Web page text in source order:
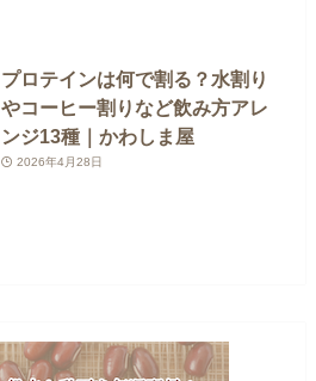
プロテインは何で割る？水割り
やコーヒー割りなど飲み方アレ
ンジ13種｜かわしま屋
2026年4月28日